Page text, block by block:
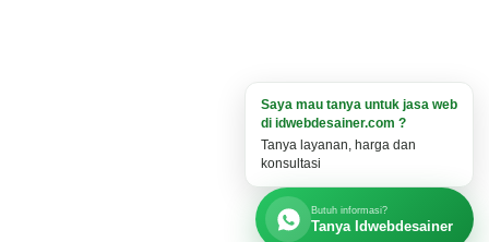
Saya mau tanya untuk jasa web
di idwebdesainer.com ?
Tanya layanan, harga dan
konsultasi
Butuh informasi?
Tanya Idwebdesainer